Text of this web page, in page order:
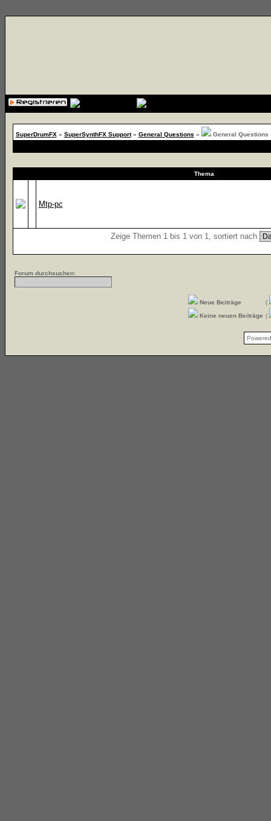
SuperDrumFX» SuperSynthFX Support» General Questions » General Questions
Thema
Mtp-pc
Zeige Themen 1 bis 1 von 1, sortiert nach
Forum durchsuchen:
Neue Beiträge
(
Keine neuen Beiträge (